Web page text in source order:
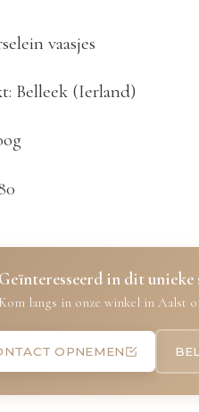
vaasjes
Belleek (Ierland)
Geïnteresseerd in dit unieke
Kom langs in onze winkel in Aalst
OPNEMEN